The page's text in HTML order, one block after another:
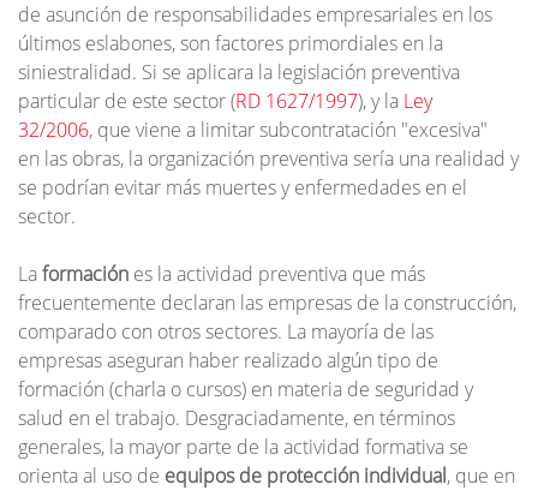
de asunción de responsabilidades empresariales en los
últimos eslabones, son factores primordiales en la
siniestralidad. Si se aplicara la legislación preventiva
particular de este sector (RD 1627/1997), y la Ley
32/2006, que viene a limitar subcontratación "excesiva"
en las obras, la organización preventiva sería una realidad y
se podrían evitar más muertes y enfermedades en el
sector.
Laformación es la actividad preventiva que más
frecuentemente declaran las empresas de la construcción,
comparado con otros sectores. La mayoría de las
empresas aseguran haber realizado algún tipo de
formación (charla o cursos) en materia de seguridad y
salud en el trabajo. Desgraciadamente, en términos
generales, la mayor parte de la actividad formativa se
orienta al uso de equipos de protección individual, que en